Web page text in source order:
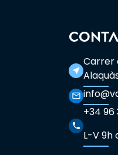
near_me
Carrer
mail_outline
phone
+34 96
L-V 9h